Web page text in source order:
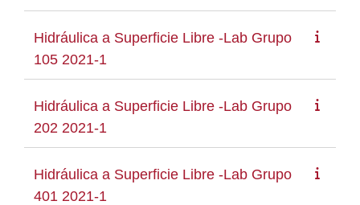
Hidráulica a Superficie Libre -Lab Grupo
105 2021-1
Hidráulica a Superficie Libre -Lab Grupo
202 2021-1
Hidráulica a Superficie Libre -Lab Grupo
401 2021-1